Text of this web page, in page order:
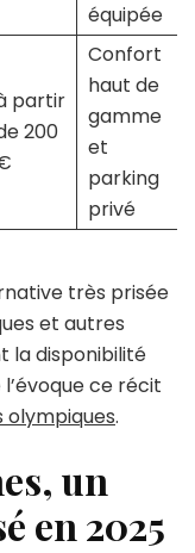
équipée
partir
200
Confort
haut de
gamme
et
parking
privé
très prisée
et autres
la disponibilité
ce récit
olympiques.
un
en 2025